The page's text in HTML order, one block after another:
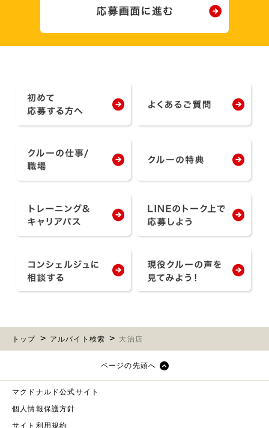
トップ アルバイト検索 大治店
ページの先頭へ
マクドナルド公式サイト
個人情報保護方針
サイト利用規約